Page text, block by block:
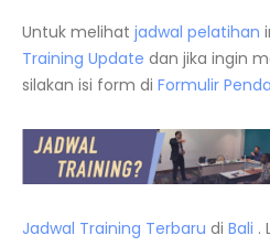
Untuk melihat jadwal pelatihan
Training Update dan jika ingin
silakan isi form di Formulir
Jadwal Training Terbaru di Bali .